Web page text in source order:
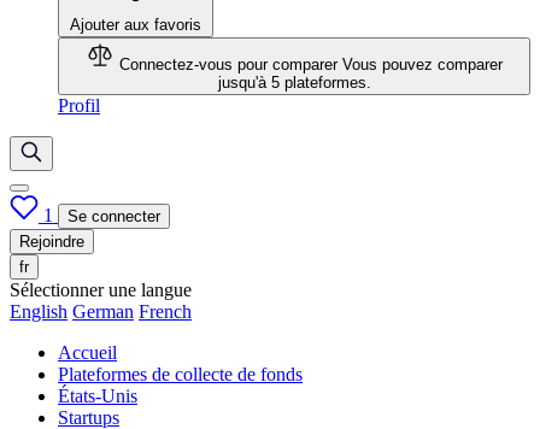
Ajouter aux favoris
Connectez-vous pour comparer Vous pouvez comparer
jusqu'à 5 plateformes.
Profil
1
Se connecter
Rejoindre
fr
Sélectionner une langue
English German French
Accueil
Plateformes de collecte de fonds
États-Unis
Startups